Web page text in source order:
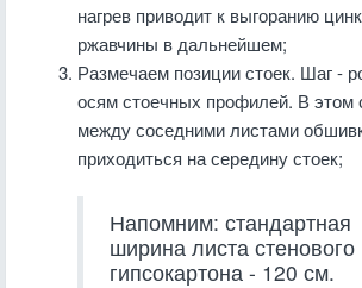
нагрев приводит к выгоранию
ржавчины в дальнейшем;
Размечаем позиции стоек. Шаг -
осям стоечных профилей. В
между соседними листами
приходиться на середину стоек;
Напомним: стандартная
ширина листа стенового
гипсокартона - 120 см.